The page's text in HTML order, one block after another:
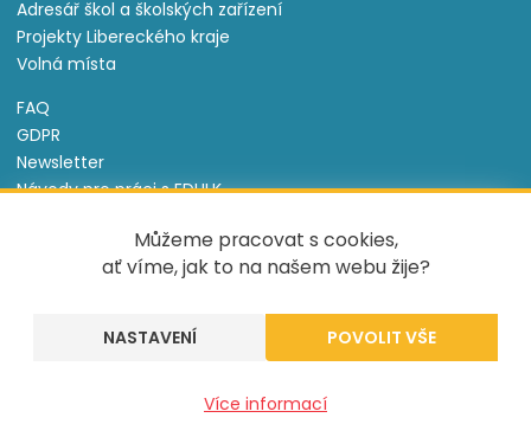
Můžeme pracovat s cookies,
ať víme, jak to na našem webu žije?
NASTAVENÍ
Více informací
Adresář škol a školských zařízení
Projekty Libereckého kraje
Volná místa
FAQ
GDPR
Newsletter
Návody pro práci s EDULK
Nastavení cookies
Informace o souborech cookie
Tento projekt je spolufinancován Evropským sociálním
fondem a státním rozpočtem České republiky.